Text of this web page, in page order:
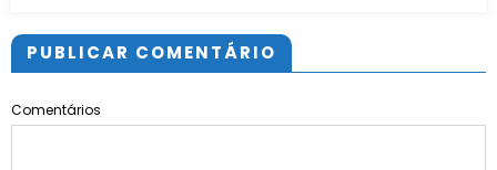
PUBLICAR COMENTÁRIO
Comentários